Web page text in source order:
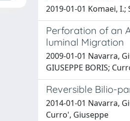
2019-01-01 Komaei,
Perforation of an
luminal Migration
2009-01-01 Navarra,
GIUSEPPE BORIS;
Reversible Bilio-
2014-01-01 Navarra,
Curro', Giuseppe